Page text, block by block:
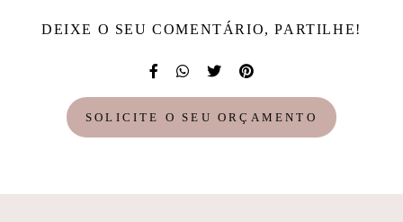
DEIXE O SEU COMENTÁRIO, PARTILHE!
SOLICITE O SEU ORÇAMENTO